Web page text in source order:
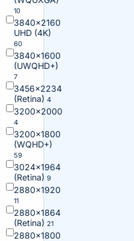
10
3840×2160
UHD (4K)
60
3840×1600
(UWQHD+)
7
3456×2234
(Retina) 4
3200×2000
4
3200×1800
(WQHD+)
59
3024×1964
(Retina) 9
2880×1920
11
2880×1864
(Retina) 21
2880×1800